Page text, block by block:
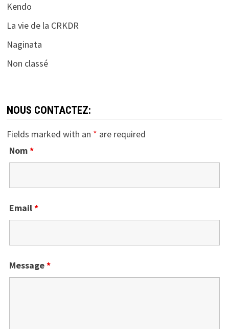
Kendo
La vie de la CRKDR
Naginata
Non classé
NOUS CONTACTEZ:
Fields marked with an * are required
Nom*
Email*
Message*